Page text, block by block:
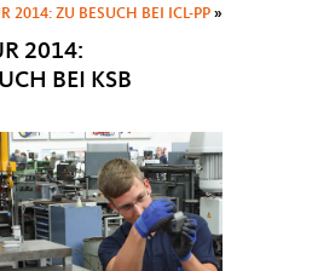
2014: ZU BESUCH BEI ICL-PP »
2014:
BEI KSB